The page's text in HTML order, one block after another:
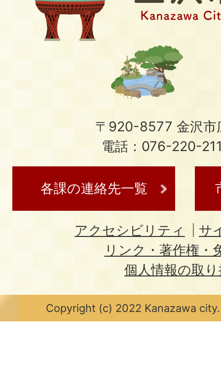
〒920-8577 金沢市
電話：076-220-
各課の連絡先一覧
アクセシビリティ
サ
リンク・著作権・
個人情報の取
Copyright (c) 2022 Kanazawa